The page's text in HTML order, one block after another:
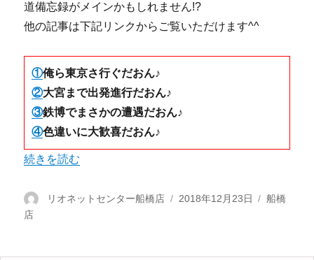
道備忘録がメインかもしれません!?
他の記事は下記リンクからご覧いただけます^^
①俺ら東京さ行ぐだおん♪
②大宮まで出発進行だおん♪
③鉄博でまさかの遭遇だおん♪
④色違いに大歓喜だおん♪
“【船橋店】色違いに大歓喜だおん♪” の
続きを読む
投
リオネットセンター船橋店
投
2018年12月23日
カ
船橋
店